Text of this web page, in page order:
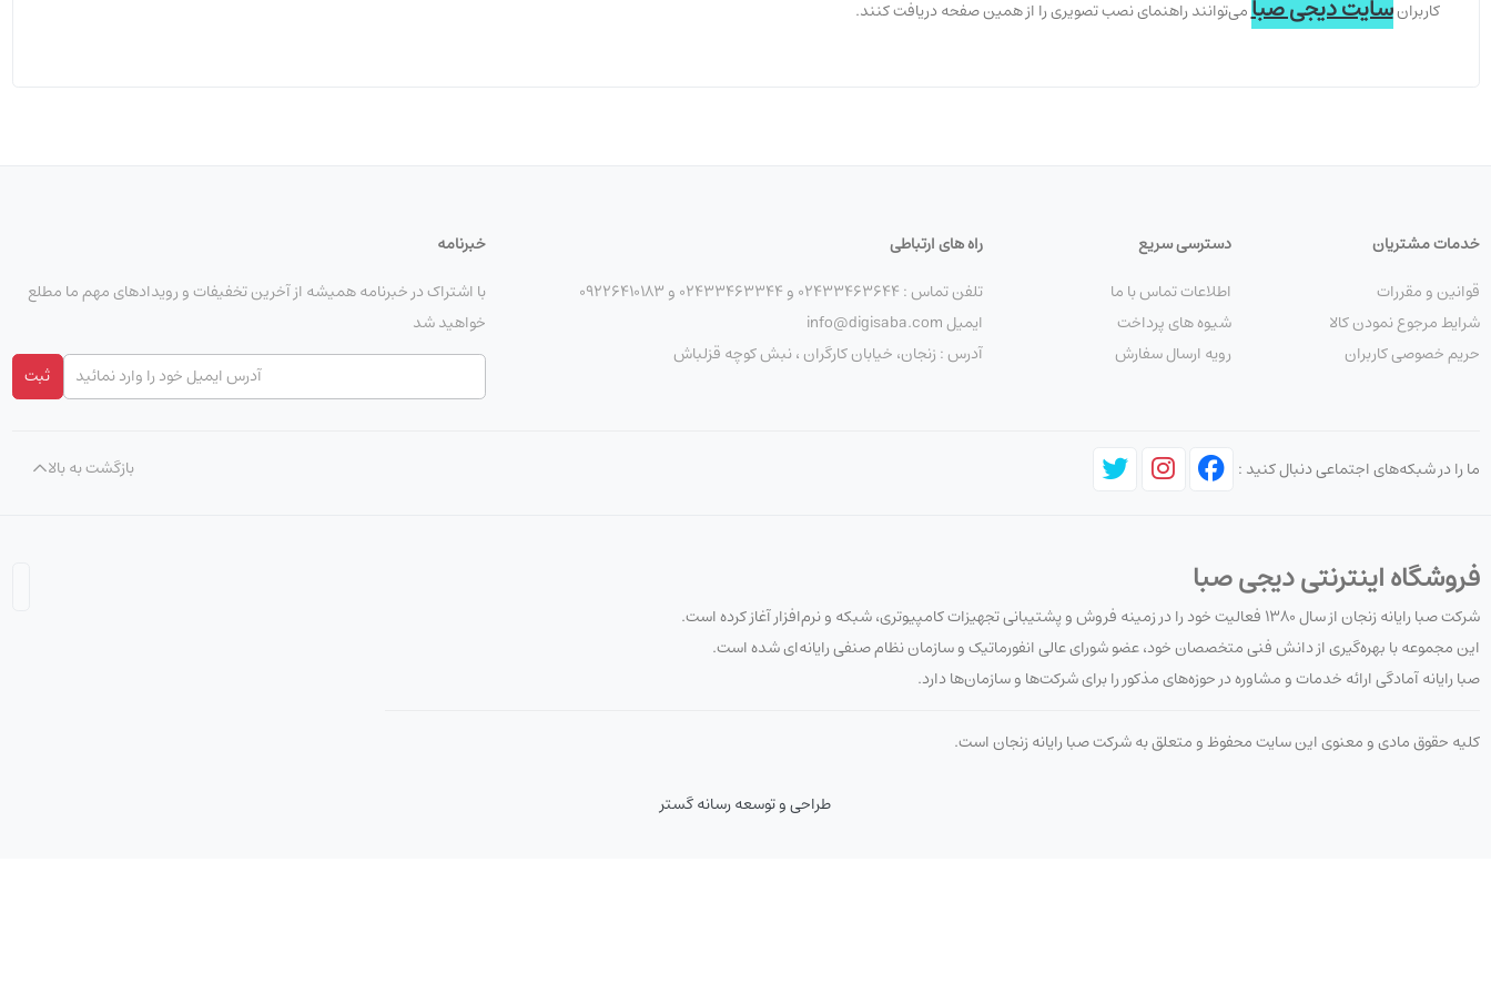
کاربرانسایت دیجی صبامی‌توانند راهنمای نصب تصویری را از همین صفحه دریافت کنند.
خدمات مشتریان
قوانین و مقررات
شرایط مرجوع نمودن کالا
حریم خصوصی کاربران
دسترسی سریع
اطلاعات تماس با ما
شیوه های پرداخت
رویه ارسال سفارش
راه های ارتباطی
تلفن تماس : 02433463644 و 02433463344 و 09226410183
ایمیل info@digisaba.com
آدرس : زنجان، خیابان کارگران ، نبش کوچه قزلباش
خبرنامه
با اشتراک در خبرنامه همیشه از آخرین تخفیفات و رویدادهای مهم ما مطلع
خواهید شد
ثبت
ما را در شبکه‌های اجتماعی دنبال کنید : بازگشت به بالا
فروشگاه اینترنتی دیجی صبا
شرکت صبا رایانه زنجان از سال ۱۳۸۰ فعالیت خود را در زمینه فروش و پشتیبانی تجهیزات کامپیوتری، شبکه و نرم‌افزار آغاز کرده است.
این مجموعه با بهره‌گیری از دانش فنی متخصصان خود، عضو شورای عالی انفورماتیک و سازمان نظام صنفی رایانه‌ای شده است.
صبا رایانه آمادگی ارائه خدمات و مشاوره در حوزه‌های مذکور را برای شرکت‌ها و سازمان‌ها دارد.
کلیه حقوق مادی و معنوی این سایت محفوظ و متعلق به شرکت صبا رایانه زنجان است.
طراحی و توسعه رسانه گستر